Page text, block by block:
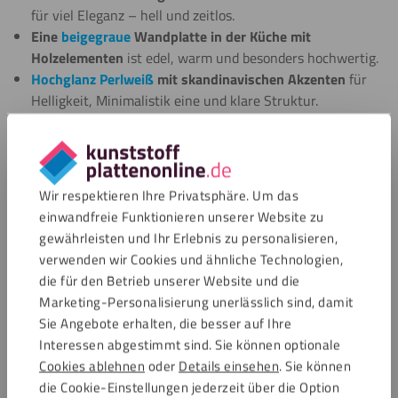
Wir respektieren Ihre Privatsphäre. Um das
einwandfreie Funktionieren unserer Website zu
gewährleisten und Ihr Erlebnis zu personalisieren,
verwenden wir Cookies und ähnliche Technologien,
die für den Betrieb unserer Website und die
Marketing-Personalisierung unerlässlich sind, damit
Sie Angebote erhalten, die besser auf Ihre
Interessen abgestimmt sind. Sie können optionale
Cookies ablehnen oder Details einsehen. Sie können
die Cookie-Einstellungen jederzeit über die Option
für viel Eleganz – hell und zeitlos.
Eine beigegraueWandplatte in der Küche mit
Holzelementen ist edel, warm und besonders hochwertig.
Hochglanz Perlweiß mit skandinavischen Akzenten für
Helligkeit, Minimalistik eine und klare Struktur.
Jede Optik sorgt für eine moderne, fugenlose Flächenwirkung
und bringt Ruhe und Klarheit in die Raumgestaltung.
So misst du deine Küchenwandpaneele
richtig
Damit dein Wandpaneel in der Küche später millimetergenau
sitzt, ist das richtige Aufmaß entscheidend. Unsere
detaillierte Anleitung erklärt Schritt für Schritt, wie du
Wandhöhe, -breite und notwendige Aussparungen korrekt
erfasst.